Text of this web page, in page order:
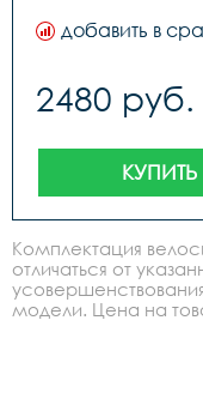
добавить в
2480 руб.
КУПИТЬ
Комплектация
отличаться от
модели. Цена на